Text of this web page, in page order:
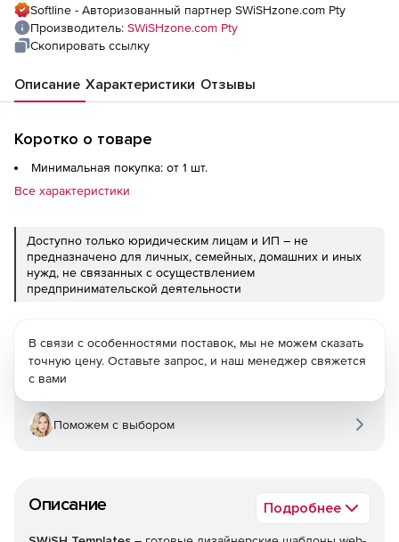
Softline - Авторизованный партнер SWiSHzone.com Pty
Производитель: SWiSHzone.com Pty
Скопировать ссылку
Описание Характеристики Отзывы
Коротко о товаре
Минимальная покупка: от 1 шт.
Все характеристики
Доступно только юридическим лицам и ИП – не
предназначено для личных, семейных, домашних и иных
нужд, не связанных с осуществлением
предпринимательской деятельности
Описание Подробнее
В связи с особенностями поставок, мы не можем сказать
точную цену. Оставьте запрос, и наш менеджер свяжется
с вами
Поможем с выбором